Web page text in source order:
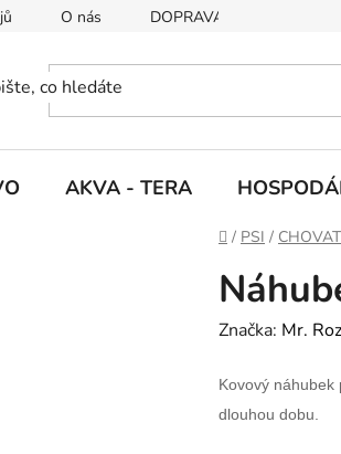
O nás DOPRAVA A PLATBY
AKVA - TERA
D
m
ů
/ PSI /
Značka: Mr.
Kovový
dlouhou dobu.